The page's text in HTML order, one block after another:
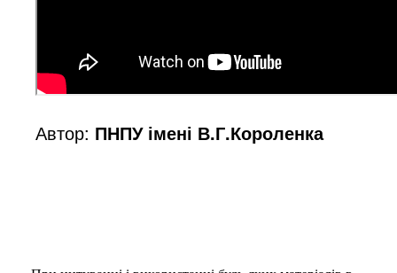
Автор: ПНПУ імені В.Г.Короленка